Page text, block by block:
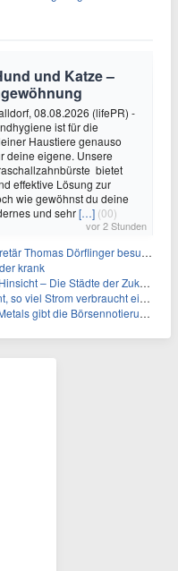
und Katze –
08.08.2026 (lifePR) -
ist für die
Haustiere genauso
deine eigene. Unsere
bietet
effektive Lösung zur
wie gewöhnst du deine
und sehr[…] (00)
vor 2 Stunden
besucht Handwerksbetrieb im Kammerbezirk Freiburg
krank
Die Städte der Zukunft sind grün-blau
verbraucht ein Aufzug im Gebäude
an der Frankfurter Wertpapierbörse bekannt